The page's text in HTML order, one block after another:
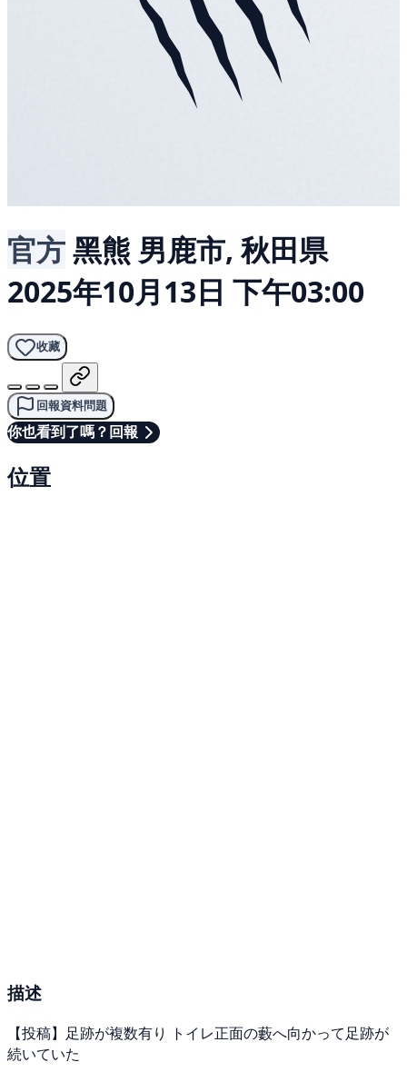
官方黑熊 男鹿市, 秋田県
2025年10月13日 下午03:00
收藏
回報資料問題
你也看到了嗎？回報
位置
描述
【投稿】足跡が複数有り トイレ正面の藪へ向かって足跡が
続いていた